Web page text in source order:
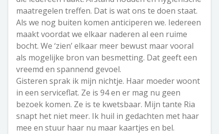
maatregelen treffen. Dat is wat ons te doen staat.
Als we nog buiten komen anticiperen we. Iedereen
maakt voordat we elkaar naderen al een ruime
bocht. We ‘zien’ elkaar meer bewust maar vooral
als mogelijke bron van besmetting. Dat geeft een
vreemd en spannend gevoel.
Gisteren sprak ik mijn nichtje. Haar moeder woont
in een serviceflat. Ze is 94 en er mag nu geen
bezoek komen. Ze is te kwetsbaar. Mijn tante Ria
snapt het niet meer. Ik huil in gedachten met haar
mee en stuur haar nu maar kaartjes en bel.